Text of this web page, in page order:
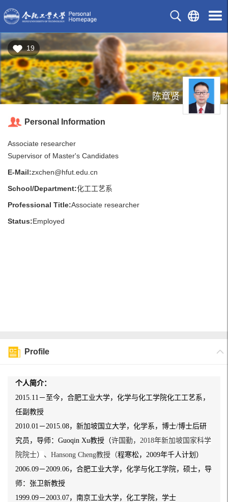
19
陈章贤
Personal Information
Associate researcher
Supervisor of Master's Candidates
E-Mail:zxchen@hfut.edu.cn
School/Department:化工工艺系
Professional Title:Associate researcher
Status:Employed
Profile
个人简介：
2015.11－至今，合肥工业大学，化学与化工学院化工工艺系，
任副教授
2010.01－2015.08，新加坡国立大学，化学系，博士/博士后研
究员，导师：Guoqin Xu教授（许国勤，2018年新加坡国家科学
院院士） 、Hansong Cheng教授（程寒松，2009年千人计划）
2006.09－2009.06，合肥工业大学，化学与化工学院，硕士，导
师：张卫新教授
1999.09－2003.07，南京工业大学，化工学院，学士